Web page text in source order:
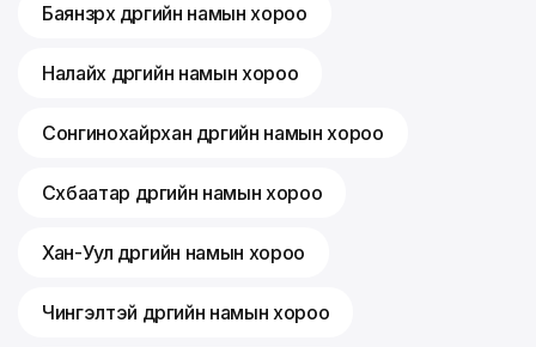
Баянзүрх дүүргийн намын хороо
Налайх дүүргийн намын хороо
Сонгинохайрхан дүүргийн намын хороо
Сүхбаатар дүүргийн намын хороо
Хан-Уул дүүргийн намын хороо
Чингэлтэй дүүргийн намын хороо